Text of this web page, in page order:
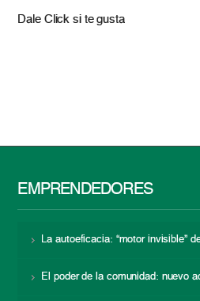
Dale Click si te gusta
EMPRENDEDORES
La autoeficacia: “motor invisible”
El poder de la comunidad: nuevo